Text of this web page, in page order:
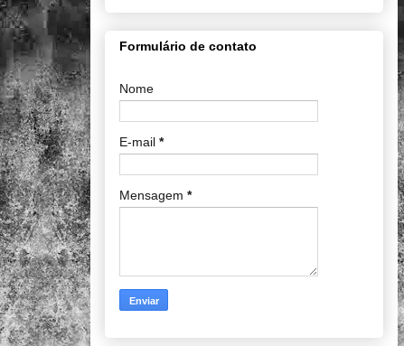
Formulário de contato
Nome
E-mail *
Mensagem *